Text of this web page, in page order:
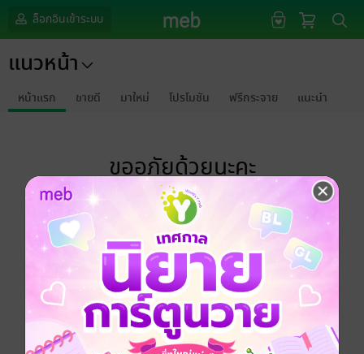
ล็อกอินเข้าระบบ
แนวหน้า
หน้าแรก ขายดี มาใหม่ โปรโมชัน ฟรีกระจาย แนะนำ
ขออภัยด้วยนะคะ
ไม่พบข้อมูลในหัวข้อที่คุณกำลังชมค่ะ